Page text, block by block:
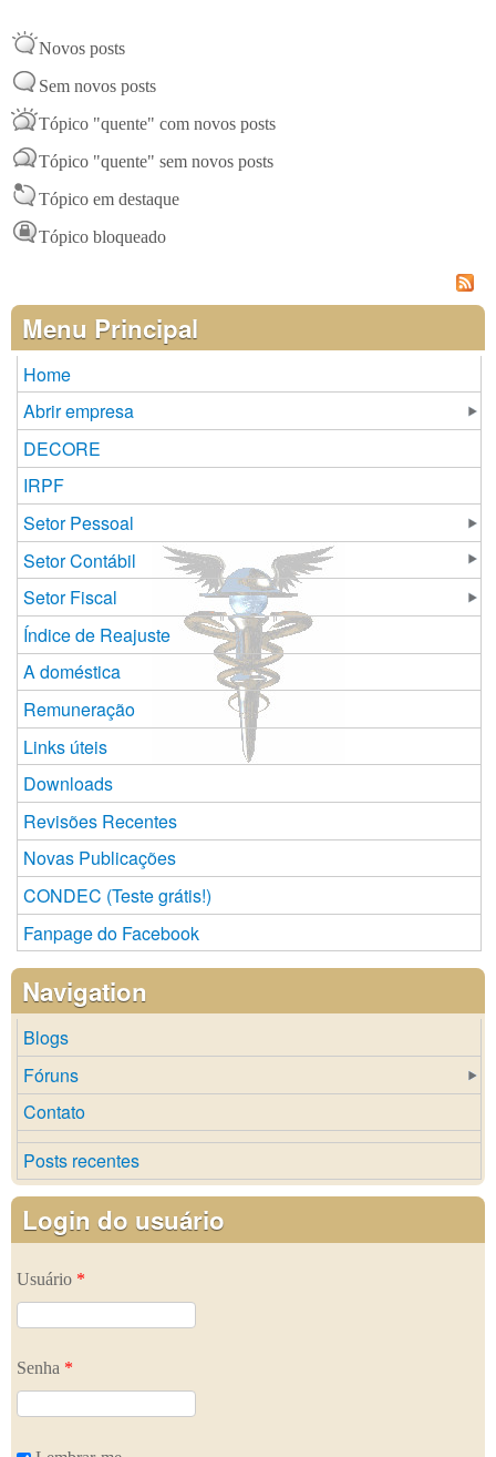
Novos posts
Sem novos posts
Tópico "quente" com novos posts
Tópico "quente" sem novos posts
Tópico em destaque
Tópico bloqueado
Menu Principal
Home
Abrir empresa
DECORE
IRPF
Setor Pessoal
Setor Contábil
Setor Fiscal
Índice de Reajuste
A doméstica
Remuneração
Links úteis
Downloads
Revisões Recentes
Novas Publicações
CONDEC (Teste grátis!)
Fanpage do Facebook
Navigation
Blogs
Fóruns
Contato
Posts recentes
Login do usuário
Usuário *
Senha *